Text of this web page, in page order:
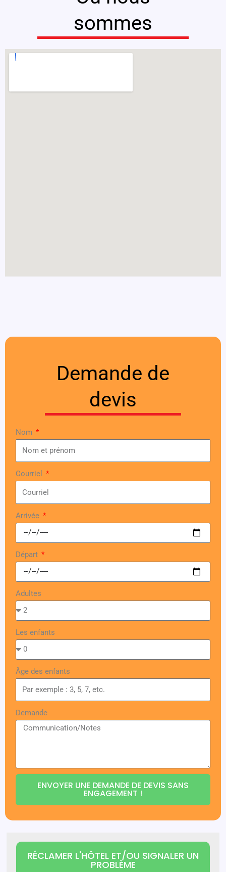
sommes
Demande de
devis
Nom
Courriel
Arrivée
Départ
Adultes
Les enfants
Âge des enfants
Demande
ENVOYER UNE DEMANDE DE DEVIS SANS
ENGAGEMENT !
RÉCLAMER L'HÔTEL ET/OU SIGNALER UN
PROBLÈME